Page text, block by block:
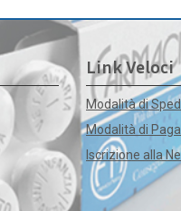
Link Veloci
Modalità di
Modalità di
Iscrizione alla